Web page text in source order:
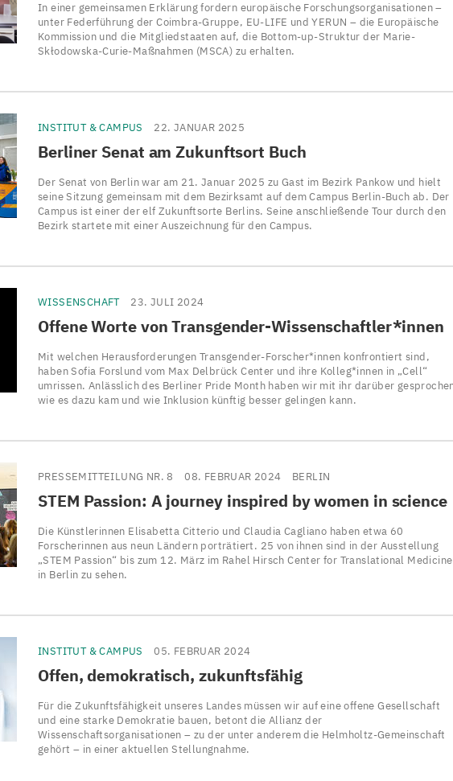
In einer gemeinsamen Erklärung fordern europäische Forschungsorganisationen –
unter Federführung der Coimbra-Gruppe, EU-LIFE und YERUN – die Europäische
Kommission und die Mitgliedstaaten auf, die Bottom-up-Struktur der Marie-
Skłodowska-Curie-Maßnahmen (MSCA) zu erhalten.
INSTITUT & CAMPUS 22. JANUAR 2025
Berliner Senat am Zukunftsort Buch
Der Senat von Berlin war am 21. Januar 2025 zu Gast im Bezirk Pankow und hielt
seine Sitzung gemeinsam mit dem Bezirksamt auf dem Campus Berlin-Buch ab. Der
Campus ist einer der elf Zukunftsorte Berlins. Seine anschließende Tour durch den
Bezirk startete mit einer Auszeichnung für den Campus.
WISSENSCHAFT 23. JULI 2024
Offene Worte von Transgender-Wissenschaftler*innen
Mit welchen Herausforderungen Transgender-Forscher*innen konfrontiert sind,
haben Sofia Forslund vom Max Delbrück Center und ihre Kolleg*innen in „Cell“
umrissen. Anlässlich des Berliner Pride Month haben wir mit ihr darüber
wie es dazu kam und wie Inklusion künftig besser gelingen kann.
PRESSEMITTEILUNG NR. 8 08. FEBRUAR 2024 BERLIN
STEM Passion: A journey inspired by women in science
Die Künstlerinnen Elisabetta Citterio und Claudia Cagliano haben etwa 60
Forscherinnen aus neun Ländern porträtiert. 25 von ihnen sind in der Ausstellung
„STEM Passion“ bis zum 12. März im Rahel Hirsch Center for Translational Medicine
in Berlin zu sehen.
INSTITUT & CAMPUS 05. FEBRUAR 2024
Offen, demokratisch, zukunftsfähig
Für die Zukunftsfähigkeit unseres Landes müssen wir auf eine offene Gesellschaft
und eine starke Demokratie bauen, betont die Allianz der
Wissenschaftsorganisationen – zu der unter anderem die Helmholtz-Gemeinschaft
gehört – in einer aktuellen Stellungnahme.